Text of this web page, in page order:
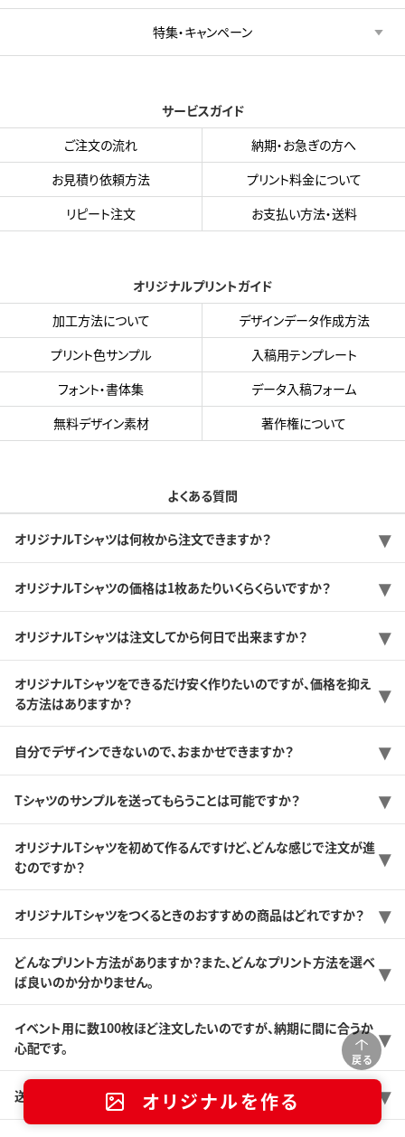
戻る
オリジナルを作る
特集・キャンペーン
サービスガイド
ご注文の流れ
納期・お急ぎの方へ
お見積り依頼方法
プリント料金について
リピート注文
お支払い方法・送料
オリジナルプリントガイド
加工方法について
デザインデータ作成方法
プリント色サンプル
入稿用テンプレート
フォント・書体集
データ入稿フォーム
無料デザイン素材
著作権について
よくある質問
オリジナルTシャツは何枚から注文できますか？
オリジナルTシャツの価格は1枚あたりいくらくらいですか？
オリジナルTシャツは注文してから何日で出来ますか？
オリジナルTシャツをできるだけ安く作りたいのですが、価格を抑え
る方法はありますか？
自分でデザインできないので、おまかせできますか？
Tシャツのサンプルを送ってもらうことは可能ですか？
オリジナルTシャツを初めて作るんですけど、どんな感じで注文が進
むのですか？
オリジナルTシャツをつくるときのおすすめの商品はどれですか？
どんなプリント方法がありますか？また、どんなプリント方法を選べ
ば良いのか分かりません。
イベント用に数100枚ほど注文したいのですが、納期に間に合うか
心配です。
送料はどのくらいですか？